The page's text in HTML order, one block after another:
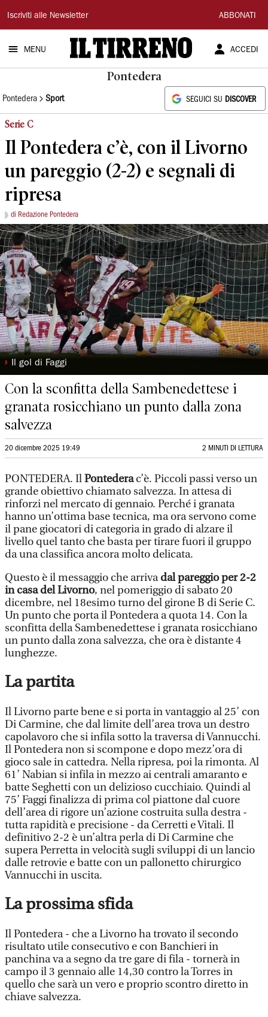
Il
Tirreno
Iscriviti alle Newsletter ABBONATI
MENU ACCEDI
Pontedera
Pontedera Sport SEGUICI SU DISCOVER
Serie C
Il Pontedera c’è, con il Livorno
un pareggio (2-2) e segnali di
ripresa
di Redazione Pontedera
◗ Il gol di Faggi
Con la sconfitta della Sambenedettese i
granata rosicchiano un punto dalla zona
salvezza
20 dicembre 2025 19:49 2 MINUTI DI LETTURA
PONTEDERA. IlPontederac’è. Piccoli passi verso un
grande obiettivo chiamato salvezza. In attesa di
rinforzi nel mercato di gennaio. Perché i granata
hanno un’ottima base tecnica, ma ora servono come
il pane giocatori di categoria in grado di alzare il
livello quel tanto che basta per tirare fuori il gruppo
da una classifica ancora molto delicata.
Questo è il messaggio che arrivadal pareggio per 2-2
in casa del Livorno, nel pomeriggio di sabato 20
dicembre, nel 18esimo turno del girone B di Serie C.
Un punto che porta il Pontedera a quota 14. Con la
sconfitta della Sambenedettese i granata rosicchiano
un punto dalla zona salvezza, che ora è distante 4
lunghezze.
La partita
Il Livorno parte bene e si porta in vantaggio al 25’ con
Di Carmine, che dal limite dell’area trova un destro
capolavoro che si infila sotto la traversa di Vannucchi.
Il Pontedera non si scompone e dopo mezz’ora di
gioco sale in cattedra. Nella ripresa, poi la rimonta. Al
61’ Nabian si infila in mezzo ai centrali amaranto e
batte Seghetti con un delizioso cucchiaio. Quindi al
75’ Faggi finalizza di prima col piattone dal cuore
dell’area di rigore un’azione costruita sulla destra -
tutta rapidità e precisione - da Cerretti e Vitali. Il
definitivo 2-2 è un’altra perla di Di Carmine che
supera Perretta in velocità sugli sviluppi di un lancio
dalle retrovie e batte con un pallonetto chirurgico
Vannucchi in uscita.
La prossima sfida
Il Pontedera - che a Livorno ha trovato il secondo
risultato utile consecutivo e con Banchieri in
panchina va a segno da tre gare di fila - tornerà in
campo il 3 gennaio alle 14,30 contro la Torres in
quello che sarà un vero e proprio scontro diretto in
chiave salvezza.